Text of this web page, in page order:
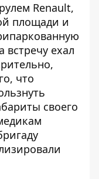
Renault,
площади и
встречу ехал
что
своего